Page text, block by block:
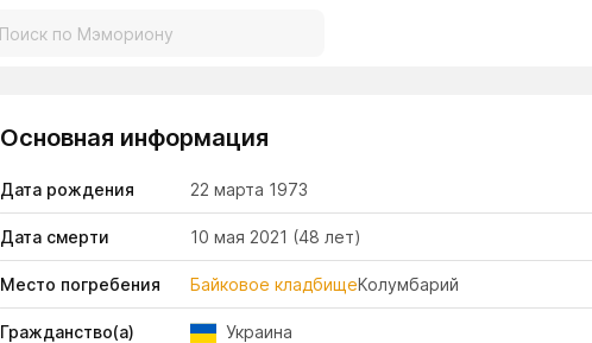
Основная информация
Дата рождения 22 марта 1973
Дата смерти 10 мая 2021 (48 лет)
Место погребения Байковое кладбищеКолумбарий
Гражданство(а) Украина